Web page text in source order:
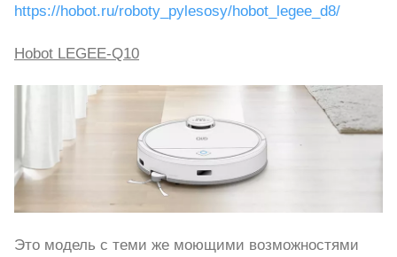
https://hobot.ru/roboty_pylesosy/hobot_legee_d8/
Hobot LEGEE-Q10
Это модель с теми же моющими возможностями